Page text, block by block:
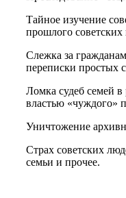
Тайное изучение
прошлого
Слежка за
переписки простых
Ломка судеб семей в
властью «чуждого»
Уничтожение
Страх советских
семьи и прочее.